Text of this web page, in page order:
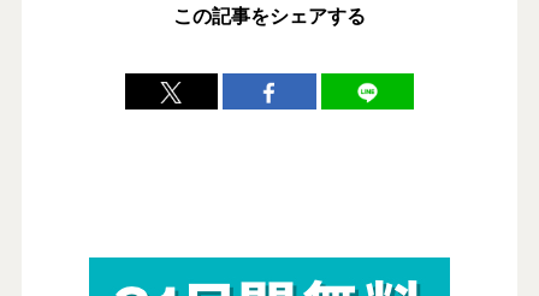
この記事をシェアする